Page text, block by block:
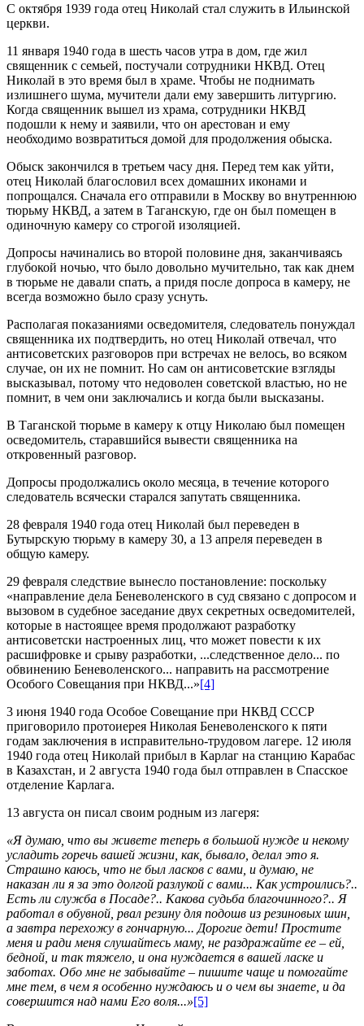
С октября 1939 года отец Николай стал служить в Ильинской
церкви.
11 января 1940 года в шесть часов утра в дом, где жил
священник с семьей, постучали сотрудники НКВД. Отец
Николай в это время был в храме. Чтобы не поднимать
излишнего шума, мучители дали ему завершить литургию.
Когда священник вышел из храма, сотрудники НКВД
подошли к нему и заявили, что он арестован и ему
необходимо возвратиться домой для продолжения обыска.
Обыск закончился в третьем часу дня. Перед тем как уйти,
отец Николай благословил всех домашних иконами и
попрощался. Сначала его отправили в Москву во внутреннюю
тюрьму НКВД, а затем в Таганскую, где он был помещен в
одиночную камеру со строгой изоляцией.
Допросы начинались во второй половине дня, заканчиваясь
глубокой ночью, что было довольно мучительно, так как днем
в тюрьме не давали спать, а придя после допроса в камеру, не
всегда возможно было сразу уснуть.
Располагая показаниями осведомителя, следователь понуждал
священника их подтвердить, но отец Николай отвечал, что
антисоветских разговоров при встречах не велось, во всяком
случае, он их не помнит. Но сам он антисоветские взгляды
высказывал, потому что недоволен советской властью, но не
помнит, в чем они заключались и когда были высказаны.
В Таганской тюрьме в камеру к отцу Николаю был помещен
осведомитель, старавшийся вывести священника на
откровенный разговор.
Допросы продолжались около месяца, в течение которого
следователь всячески старался запутать священника.
28 февраля 1940 года отец Николай был переведен в
Бутырскую тюрьму в камеру 30, а 13 апреля переведен в
общую камеру.
29 февраля следствие вынесло постановление: поскольку
«направление дела Беневоленского в суд связано с допросом и
вызовом в судебное заседание двух секретных осведомителей,
которые в настоящее время продолжают разработку
антисоветски настроенных лиц, что может повести к их
расшифровке и срыву разработки, ...следственное дело... по
обвинению Беневоленского... направить на рассмотрение
Особого Совещания при НКВД...»[4]
3 июня 1940 года Особое Совещание при НКВД СССР
приговорило протоиерея Николая Беневоленского к пяти
годам заключения в исправительно-трудовом лагере. 12 июля
1940 года отец Николай прибыл в Карлаг на станцию Карабас
в Казахстан, и 2 августа 1940 года был отправлен в Спасское
отделение Карлага.
13 августа он писал своим родным из лагеря:
«Я думаю, что вы живете теперь в большой нужде и некому
усладить горечь вашей жизни, как, бывало, делал это я.
Страшно каюсь, что не был ласков с вами, и думаю, не
наказан ли я за это долгой разлукой с вами... Как устроились?..
Есть ли служба в Посаде?.. Какова судьба благочинного?.. Я
работал в обувной, рвал резину для подошв из резиновых шин,
а завтра перехожу в гончарную... Дорогие дети! Простите
меня и ради меня слушайтесь маму, не раздражайте ее – ей,
бедной, и так тяжело, и она нуждается в вашей ласке и
заботах. Обо мне не забывайте – пишите чаще и помогайте
мне тем, в чем я особенно нуждаюсь и о чем вы знаете, и да
совершится над нами Его воля...»[5]